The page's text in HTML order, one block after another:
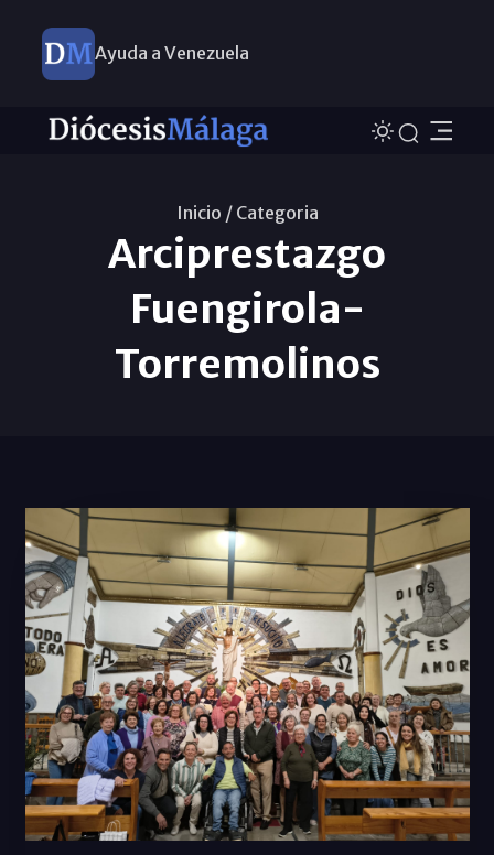
Ayuda a Venezuela
Inicio / Categoria
Arciprestazgo
Fuengirola-
Torremolinos